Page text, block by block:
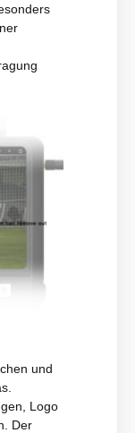
und
Logo
Der